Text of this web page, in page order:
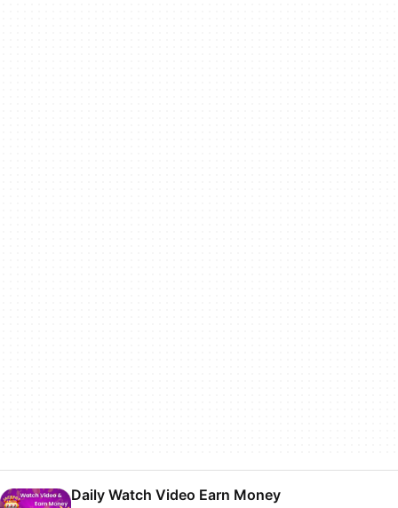
Daily Watch Video Earn Money